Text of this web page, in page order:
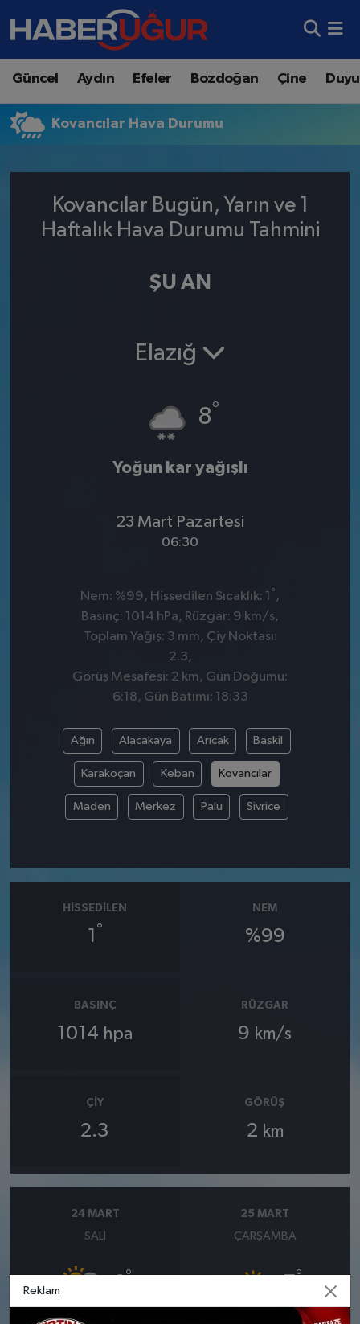
Güncel Aydın Efeler Bozdoğan Çine
Kovancılar Hava Durumu
Kovancılar Bugün, Yarın ve 1
Haftalık Hava Durumu Tahmini
ŞU AN
Elazığ
8°
Yoğun kar yağışlı
23 Mart Pazartesi
06:30
Nem: %99, Hissedilen Sıcaklık: 1 ° ,
Basınç: 1014 hPa, Rüzgar: 9 km/s,
Toplam Yağış: 3 mm, Çiy Noktası:
2.3,
Görüş Mesafesi: 2 km, Gün Doğumu:
6:18, Gün Batımı: 18:33
Ağın Alacakaya Arıcak Baskil
Karakoçan Keban Kovancılar
Maden Merkez Palu Sivrice
HISSEDILEN
1 °
NEM
%99
BASINÇ
1014 hpa
RÜZGAR
9 km/s
ÇIY
2.3
GÖRÜŞ
2 km
24 MART
SALI
°
25 MART
ÇARŞAMBA
°
Aydın Nöbetçi Eczaneler
Aydın Hava Durumu
Süper Lig Puan Durumu ve Fikstür
Reklam